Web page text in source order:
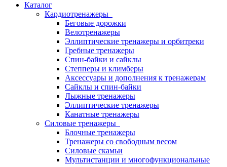
Каталог
Кардиотренажеры
Беговые дорожки
Велотренажеры
Эллиптические тренажеры и орбитреки
Гребные тренажеры
Спин-байки и сайклы
Степперы и климберы
Аксессуары и дополнения к тренажерам
Сайклы и спин-байки
Лыжные тренажеры
Эллиптические тренажеры
Канатные тренажеры
Силовые тренажеры
Блочные тренажеры
Тренажеры со свободным весом
Силовые скамьи
Мультистанции и многофункциональные